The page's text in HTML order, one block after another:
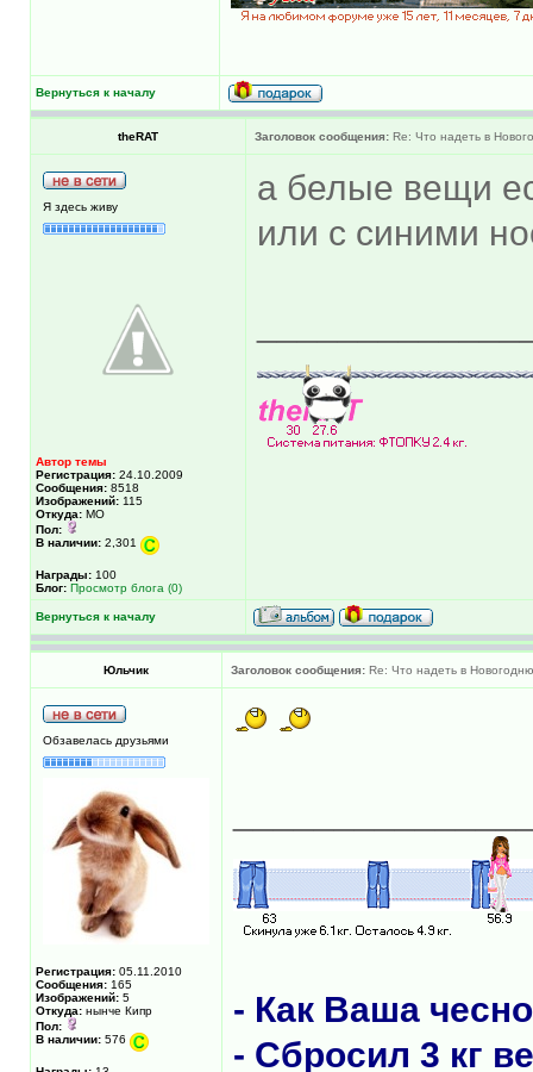
Вернуться к началу
theRAT Заголовок сообщения: Re: Что надеть в
Я здесь живу
Автор темы
Регистрация: 24.10.2009
Сообщения: 8518
Изображений: 115
Откуда: МО
Пол:
В наличии: 2,301
Награды: 100
Блог: Просмотр блога (0)
а белые вещи
или с синими
Вернуться к началу
Юльчик Заголовок сообщения: Re: Что надеть в
Обзавелась друзьями
Регистрация: 05.11.2010
Сообщения: 165
Изображений: 5
Откуда: нынче Кипр
Пол:
В наличии: 576
- Как Вашa
- Сбросил 3 кг